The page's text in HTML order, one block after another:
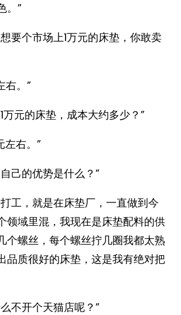
。”
要个市场上1万元的床垫，你敢卖
右。”
万元的床垫，成本大约多少？”
左右。”
己的优势是什么？”
工，就是在床垫厂，一直做到今
领域里混，我现在是床垫配料的供
个螺丝，每个螺丝拧几圈我都太熟
品质很好的床垫，这是我有绝对把
不开个天猫店呢？”